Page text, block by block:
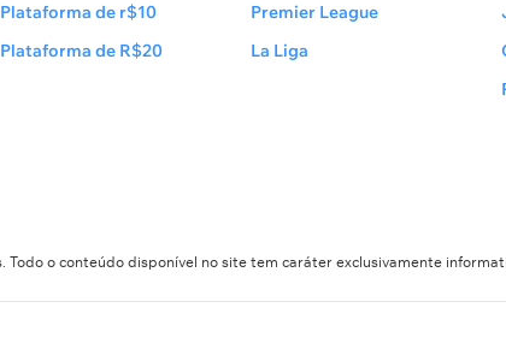
Plataforma de r$10
Plataforma de R$20
Premier League
La Liga
Todo o conteúdo disponível no site tem caráter exclusivamente